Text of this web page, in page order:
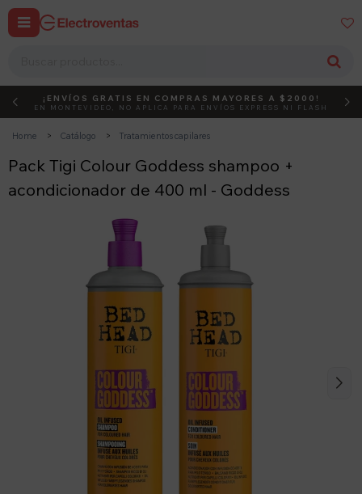
 
DEBUT ACTIVÁ EL CÓDIGO
¡ENVÍOS GRATIS EN COMPRAS MAYORES A $2000!
EN MONTEVIDEO, NO APLICA PARA ENVÍOS EXPRESS NI FLASH
Home Catálogo Tratamientos capilares
Pack Tigi Colour Goddess shampoo +
acondicionador de 400 ml - Goddess